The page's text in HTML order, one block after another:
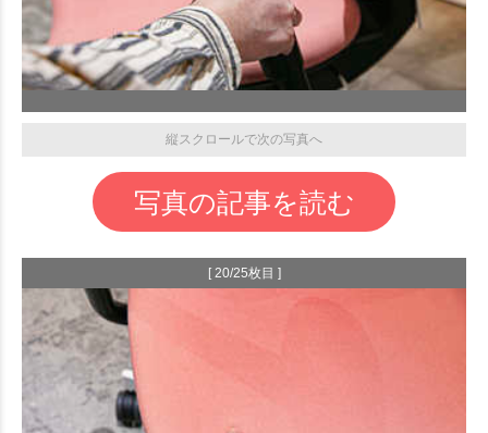
縦スクロールで次の写真へ
写真の記事を読む
[ 20/25枚目 ]